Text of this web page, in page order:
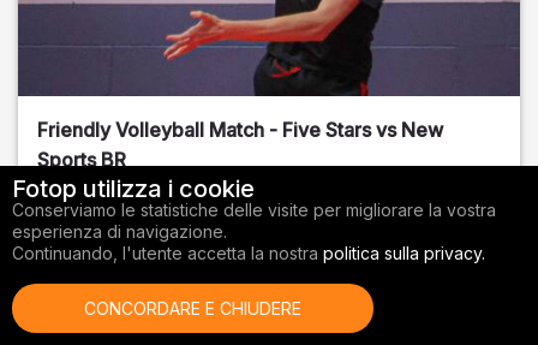
Friendly Volleyball Match - Five Stars vs New
Sports BR
Orange County, FL
01/14/2026
Fotop utilizza i cookie
Conserviamo le statistiche delle visite per migliorare la vostra
esperienza di navigazione.
Continuando, l'utente accetta la nostra politica sulla privacy.
CONCORDARE E CHIUDERE